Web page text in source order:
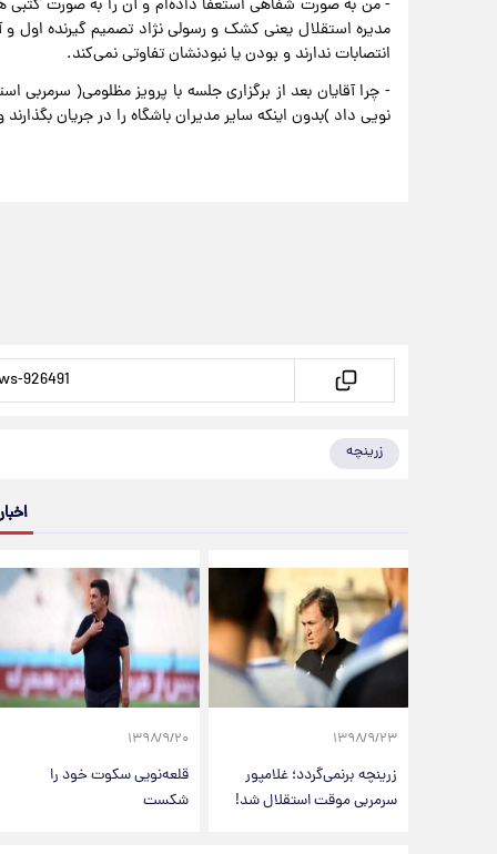
- من به صورت شفاهی استعفا داده‌ام و آن را به صورت کتبی
مدیره استقلال یعنی کشک و رسولی نژاد تصمیم گیرنده اول
انتصابات ندارند و بودن یا نبودنشان تفاوتی نمی‌کند.
نویی داد )بدون اینکه سایر مدیران باشگاه را در جریان
زرینچه
۱۳۹۸/۹/۲۳
زرینچه برنمی‌گردد؛ غلامپور
سرمربی موقت استقلال شد!
۱۳۹۸/۹/۲۰
قلعه‌نویی سکوت خود را
شکست